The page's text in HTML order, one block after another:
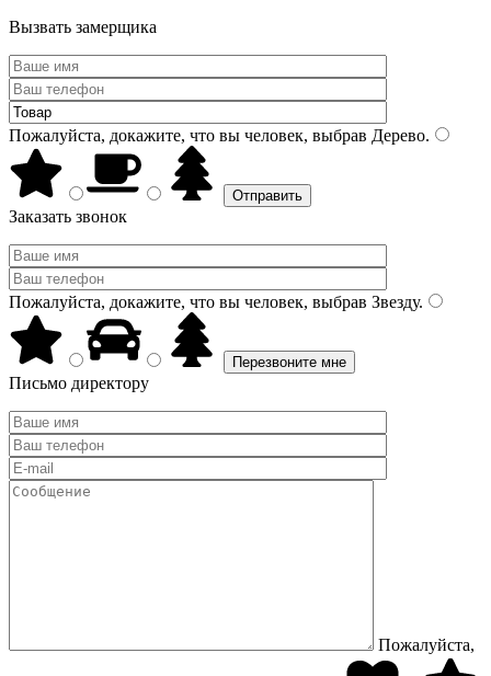
Вызвать замерщика
Пожалуйста, докажите, что вы человек, выбрав Дерево.
Заказать звонок
Пожалуйста, докажите, что вы человек, выбрав Звезду.
Письмо директору
Пожалуйста,